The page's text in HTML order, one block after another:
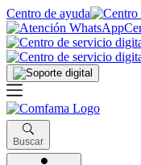
Centro de ayuda
Buscar